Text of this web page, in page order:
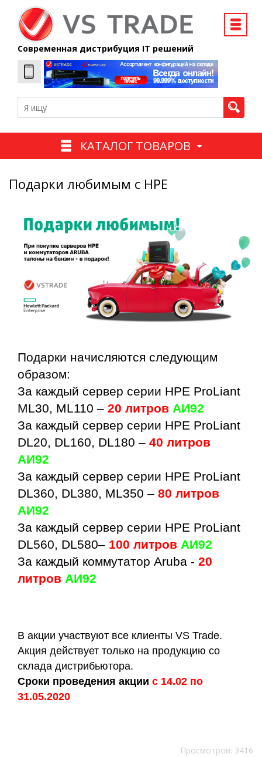
Современная дистрибуция IT решений
КАТАЛОГ ТОВАРОВ
Подарки любимым с HPE
Подарки начисляются следующим
образом:
За каждый сервер серии HPE ProLiant
ML30, ML110 – 20 литров АИ92
За каждый сервер серии HPE ProLiant
DL20, DL160, DL180 – 40 литров
АИ92
За каждый сервер серии HPE ProLiant
DL360, DL380, ML350 – 80 литров
АИ92
За каждый сервер серии HPE ProLiant
DL560, DL580– 100 литров АИ92
За каждый коммутатор Aruba - 20
литров АИ92
В акции участвуют все клиенты VS Trade.
Акция действует только на продукцию со
склада дистрибьютора.
Сроки проведения акции с 14.02 по
31.05.2020
Просмотров: 3416